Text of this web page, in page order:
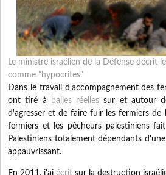
Le ministre israélien de la Défense décrit
comme "hypocrites"
Dans le travail d'accompagnement des
ont tiré à
balles réelles sur et autour
d'agresser et de faire fuir les fermiers de
fermiers et les pêcheurs palestiniens
Palestiniens totalement dépendants
appauvrissant.
En 2011, j'ai écrit sur la destruction